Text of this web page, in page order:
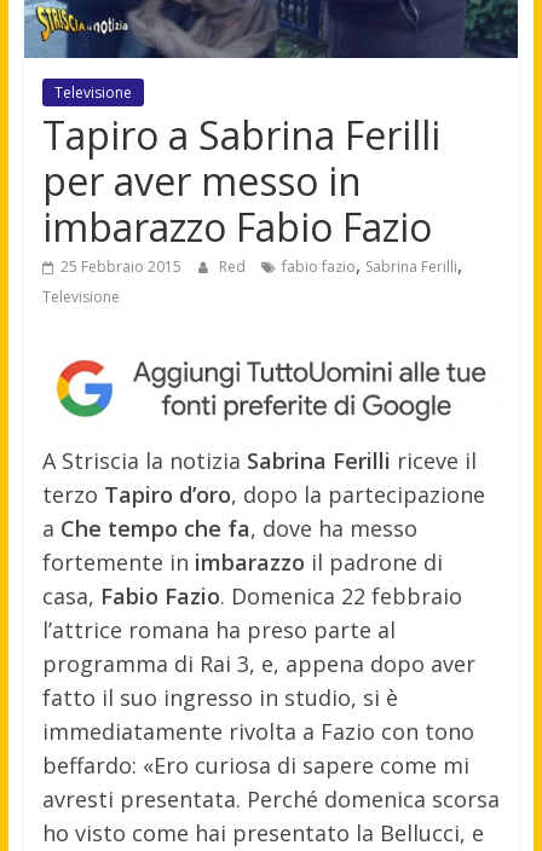
Televisione
Tapiro a Sabrina Ferilli
per aver messo in
imbarazzo Fabio Fazio
25 Febbraio 2015 Red fabio fazio, Sabrina Ferilli,
Televisione
A Striscia la notizia Sabrina Ferilli riceve il
terzo Tapiro d’oro, dopo la partecipazione
a Che tempo che fa, dove ha messo
fortemente in imbarazzo il padrone di
casa, Fabio Fazio. Domenica 22 febbraio
l’attrice romana ha preso parte al
programma di Rai 3, e, appena dopo aver
fatto il suo ingresso in studio, si è
immediatamente rivolta a Fazio con tono
beffardo: «Ero curiosa di sapere come mi
avresti presentata. Perché domenica scorsa
ho visto come hai presentato la Bellucci, e